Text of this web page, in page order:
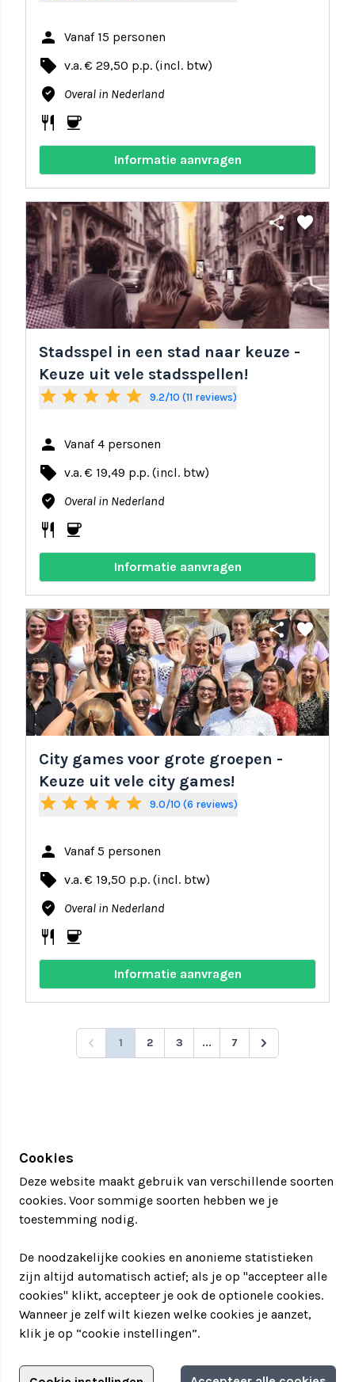
person Vanaf 15 personen
local_offer v.a. € 29,50 p.p. (incl. btw)
where_to_vote Overal in Nederland
restaurant coffee
Informatie aanvragen
share favorite
Stadsspel in een stad naar keuze -
Keuze uit vele stadsspellen!
star star star star star 9.2/10 (11 reviews)
person Vanaf 4 personen
local_offer v.a. € 19,49 p.p. (incl. btw)
where_to_vote Overal in Nederland
restaurant coffee
Informatie aanvragen
share favorite
City games voor grote groepen -
Keuze uit vele city games!
star star star star star 9.0/10 (6 reviews)
person Vanaf 5 personen
local_offer v.a. € 19,50 p.p. (incl. btw)
where_to_vote Overal in Nederland
restaurant coffee
Informatie aanvragen
1 2 3 ... 7
Adverteren?
Cookies
Deze website maakt gebruik van verschillende soorten
cookies. Voor sommige soorten hebben we je
toestemming nodig.
De noodzakelijke cookies en anonieme statistieken
zijn altijd automatisch actief; als je op "accepteer alle
cookies" klikt, accepteer je ook de optionele cookies.
Wanneer je zelf wilt kiezen welke cookies je aanzet,
klik je op “cookie instellingen”.